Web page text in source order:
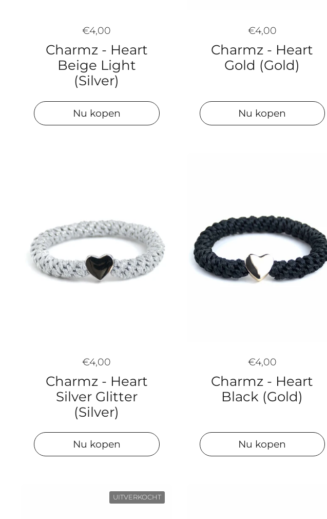
€4,00
Charmz - Heart
Beige Light
(Silver)
Nu kopen
€4,00
Charmz - Heart
Gold (Gold)
Nu kopen
€4,00
Charmz - Heart
Silver Glitter
(Silver)
Nu kopen
€4,00
Charmz - Heart
Black (Gold)
Nu kopen
UITVERKOCHT